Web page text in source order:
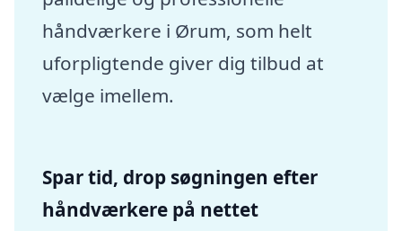
håndværkere i Ørum, som helt
uforpligtende giver dig tilbud at
vælge imellem.
Spar tid, drop søgningen efter
håndværkere på nettet